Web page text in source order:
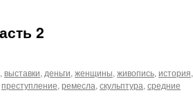
2
, выставки, деньги, женщины, живопись, история,
преступление, ремесла, скульптура, средние